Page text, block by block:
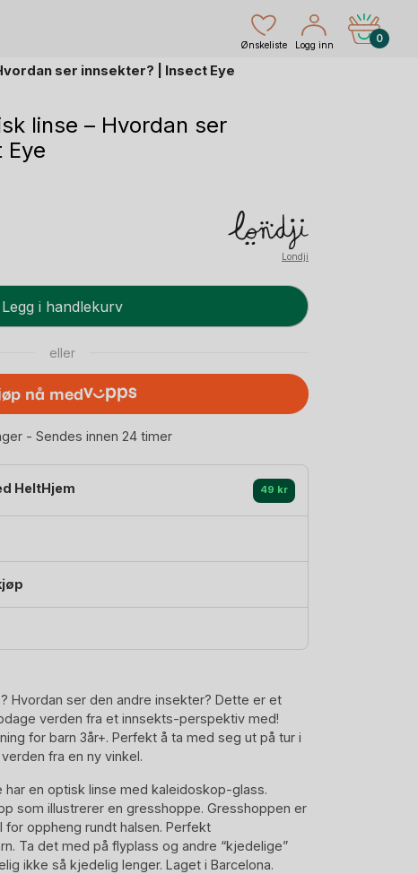
Ønskeliste Logg inn
0
ser innsekter? | Insect Eye
linse – Hvordan ser
Eye
Londji
Legg i handlekurv
eller
nå med
- Sendes innen 24 timer
HeltHjem 49 kr
Hvordan ser den andre insekter? Dette er et
verden fra et innsekts-perspektiv med!
for barn 3år+. Perfekt å ta med seg ut på tur i
fra en ny vinkel.
har en optisk linse med kaleidoskop-glass.
som illustrerer en gresshoppe. Gresshoppen er
for oppheng rundt halsen. Perfekt
Ta det med på flyplass og andre “kjedelige”
ikke så kjedelig lenger. Laget i Barcelona.